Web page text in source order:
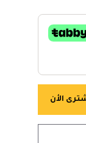
الأن